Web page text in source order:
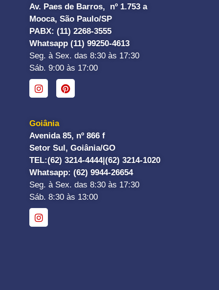
Av. Paes de Barros, nº 1.753 a
Mooca, São Paulo/SP
PABX: (11) 2268-3555
Whatsapp (11) 99250-4613
Seg. à Sex. das 8:30 às 17:30
Sáb. 9:00 às 17:00
Goiânia
Avenida 85, nº 866 f
Setor Sul, Goiânia/GO
TEL:(62) 3214-4444|(62) 3214-1020
Whatsapp: (62) 9944-26654
Seg. à Sex. das 8:30 às 17:30
Sáb. 8:30 às 13:00